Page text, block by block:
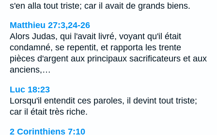
s'en alla tout triste; car il avait de grands biens.
Matthieu 27:3,24-26
Alors Judas, qui l'avait livré, voyant qu'il était
condamné, se repentit, et rapporta les trente
pièces d'argent aux principaux sacrificateurs et aux
anciens,…
Luc 18:23
Lorsqu'il entendit ces paroles, il devint tout triste;
car il était très riche.
2 Corinthiens 7:10